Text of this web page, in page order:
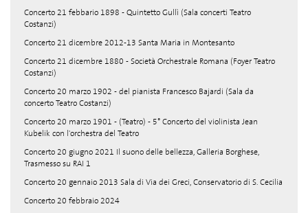
Concerto 21 febbario 1898 - Quintetto Gullì (Sala concerti Teatro
Costanzi)
Concerto 21 dicembre 2012-13 Santa Maria in Montesanto
Concerto 21 dicembre 1880 - Società Orchestrale Romana (Foyer Teatro
Costanzi)
Concerto 20 marzo 1902 - del pianista Francesco Bajardi (Sala da
concerto Teatro Costanzi)
Concerto 20 marzo 1901 - (Teatro) - 5° Concerto del violinista Jean
Kubelik con l'orchestra del Teatro
Concerto 20 giugno 2021 Il suono delle bellezza, Galleria Borghese,
Trasmesso su RAI 1
Concerto 20 gennaio 2013 Sala di Via dei Greci, Conservatorio di S. Cecilia
Concerto 20 febbraio 2024